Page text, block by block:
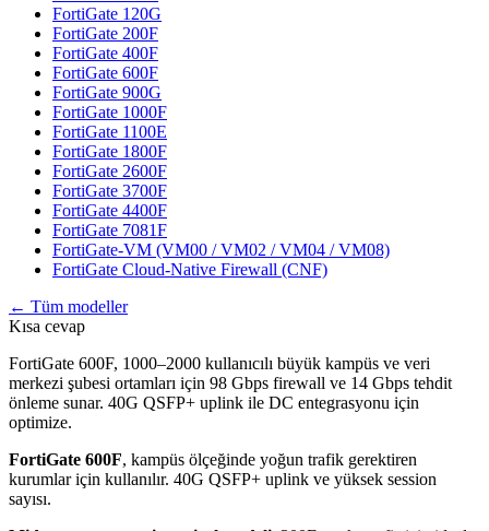
FortiGate 120G
FortiGate 200F
FortiGate 400F
FortiGate 600F
FortiGate 900G
FortiGate 1000F
FortiGate 1100E
FortiGate 1800F
FortiGate 2600F
FortiGate 3700F
FortiGate 4400F
FortiGate 7081F
FortiGate-VM (VM00 / VM02 / VM04 / VM08)
FortiGate Cloud-Native Firewall (CNF)
← Tüm modeller
Kısa cevap
FortiGate 600F, 1000–2000 kullanıcılı büyük kampüs ve veri
merkezi şubesi ortamları için 98 Gbps firewall ve 14 Gbps tehdit
önleme sunar. 40G QSFP+ uplink ile DC entegrasyonu için
optimize.
FortiGate 600F, kampüs ölçeğinde yoğun trafik gerektiren
kurumlar için kullanılır. 40G QSFP+ uplink ve yüksek session
sayısı.